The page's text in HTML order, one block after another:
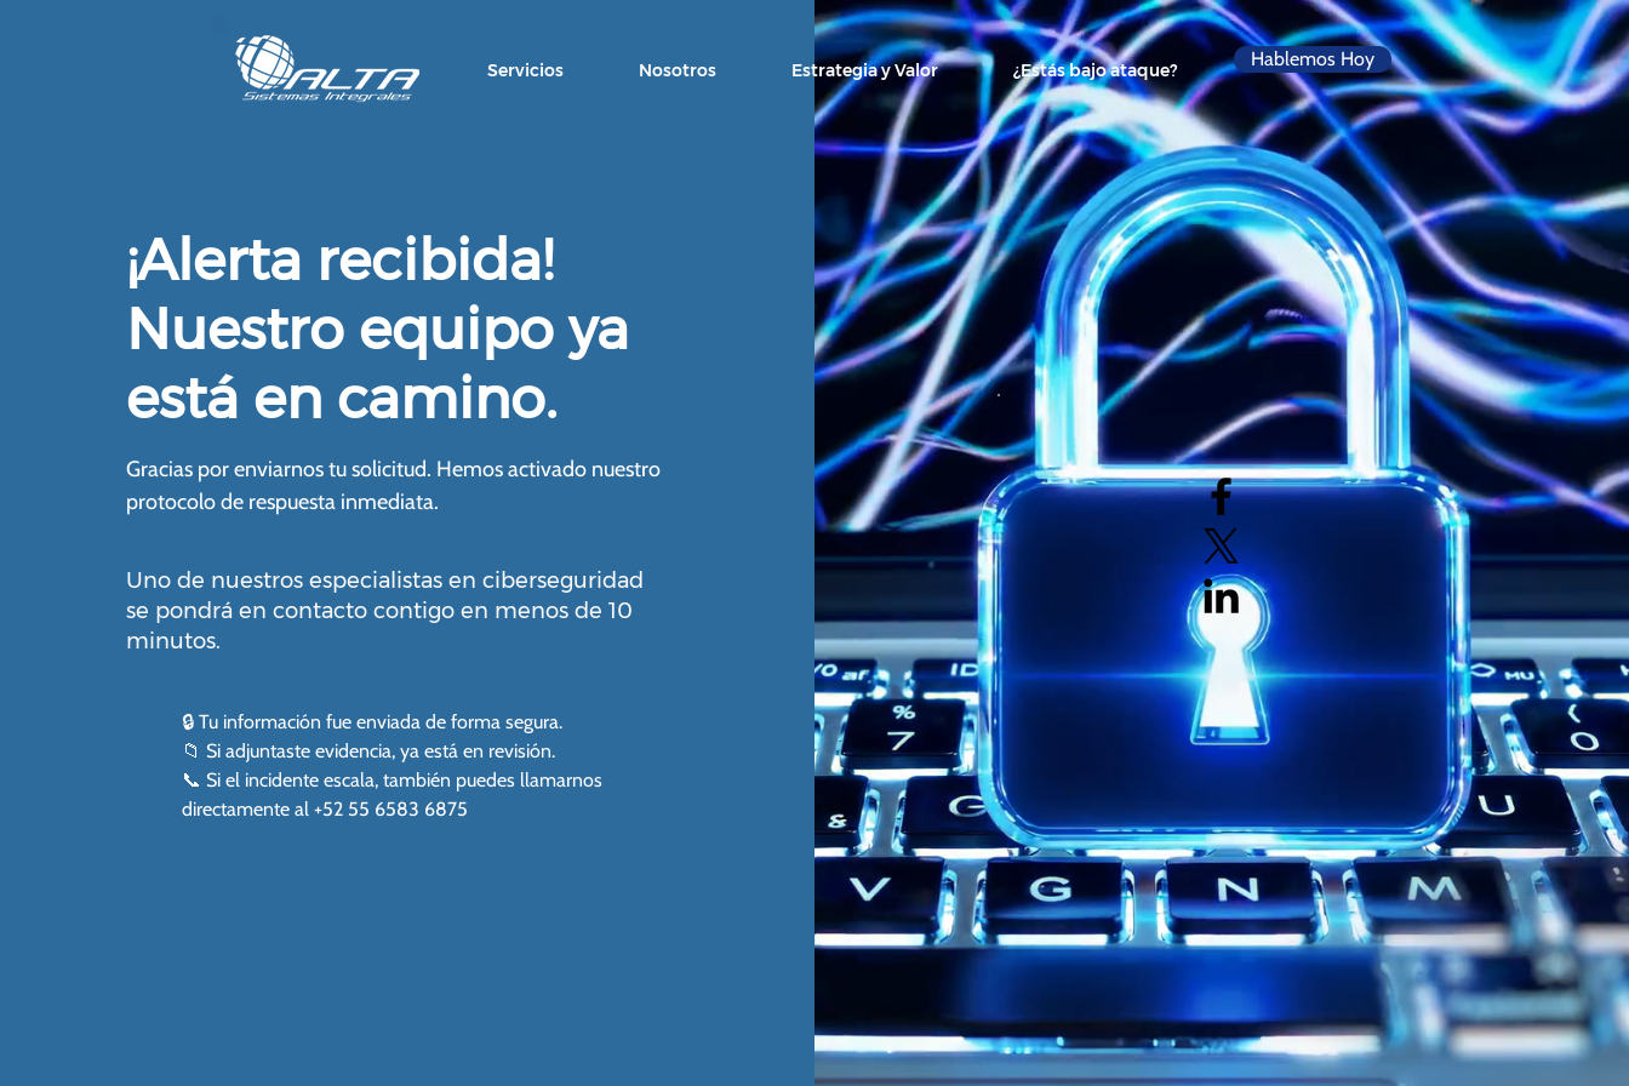
Servicios Nosotros Estrategia y Valor ¿Estás bajo ataque? Hablemos Hoy
¡Alerta recibida!
Nuestro equipo ya
está en camino.
Gracias por enviarnos tu solicitud. Hemos activado nuestro
protocolo de respuesta inmediata.
Uno de nuestros especialistas en ciberseguridad
se pondrá en contacto contigo en menos de 10
minutos.
🔒 Tu información fue enviada de forma segura.
📁 Si adjuntaste evidencia, ya está en revisión.
📞 Si el incidente escala, también puedes llamarnos
directamente al +52 55 6583 6875